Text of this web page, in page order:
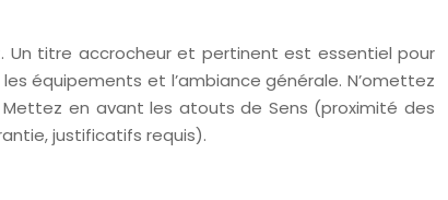
titre accrocheur et pertinent est essentiel pour
équipements et l’ambiance générale. N’omettez
en avant les atouts de Sens (proximité des
justificatifs requis).